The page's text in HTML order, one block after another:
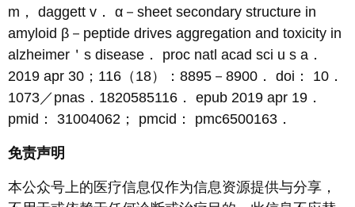
m， daggett v． α－sheet secondary structure in
amyloid β－peptide drives aggregation and toxicity in
alzheimer＇s disease． proc natl acad sci u s a．
2019 apr 30；116（18）：8895－8900． doi： 10．
1073／pnas．1820585116． epub 2019 apr 19．
pmid： 31004062； pmcid： pmc6500163．
免责声明
本公众号上的医疗信息仅作为信息资源提供与分享，